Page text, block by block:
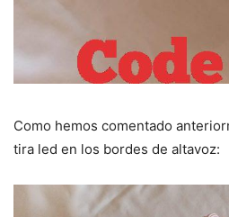
Como hemos comentado
tira led en los bordes de altavoz: